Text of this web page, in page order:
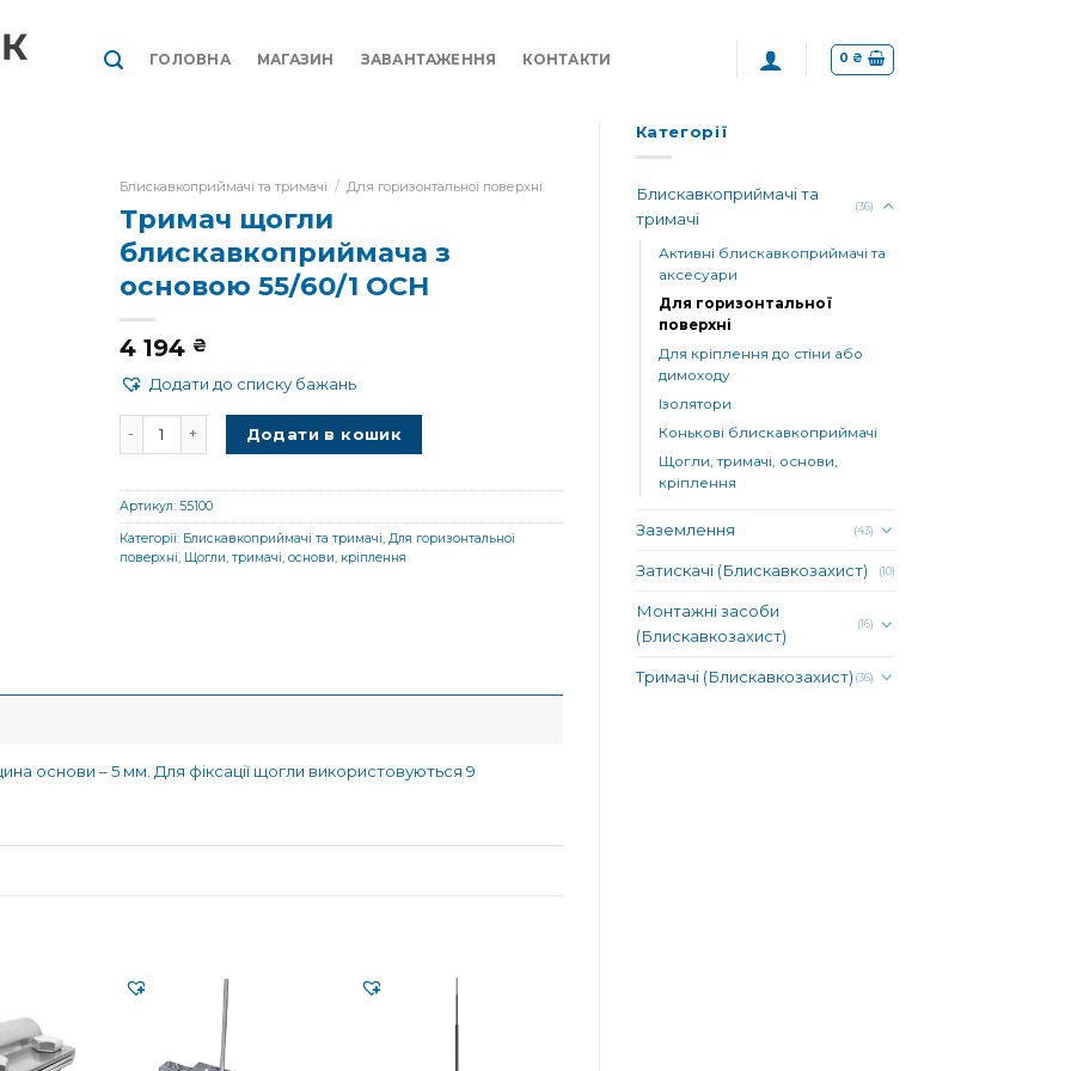
ГОЛОВНА МАГАЗИН ЗАВАНТАЖЕННЯ КОНТАКТИ 0₴
Категорії
Блискавкоприймачі та
тримачі
(36)
Активні блискавкоприймачі та
аксесуари
Для горизонтальної
поверхні
Для кріплення до стіни або
димоходу
Ізолятори
Конькові блискавкоприймачі
Щогли, тримачі, основи,
кріплення
Заземлення (43)
Затискачі (Блискавкозахист) (10)
Монтажні засоби
(Блискавкозахист)
(16)
Тримачі (Блискавкозахист) (36)
Блискавкоприймачі та тримачі / Для горизонтальної поверхні
Тримач щогли
блискавкоприймача з
основою 55/60/1 OCH
4 194 ₴
Додати до списку бажань
Тримач щогли блискавкоприймача з основою 55/60/1 OCH кількість
Додати в кошик
Артикул: 55100
Категорії: Блискавкоприймачі та тримачі, Для горизонтальної
поверхні, Щогли, тримачі, основи, кріплення
основи – 5 мм. Для фіксації щогли використовуються 9